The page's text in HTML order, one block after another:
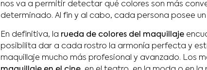
nos va a permitir detectar qué colores son más
determinado. Al fin y al cabo, cada persona posee
En definitiva, la rueda de colores del maquillaje
posibilita dar a cada rostro la armonía perfecta y
maquillaje mucho más profesional y avanzado. Los